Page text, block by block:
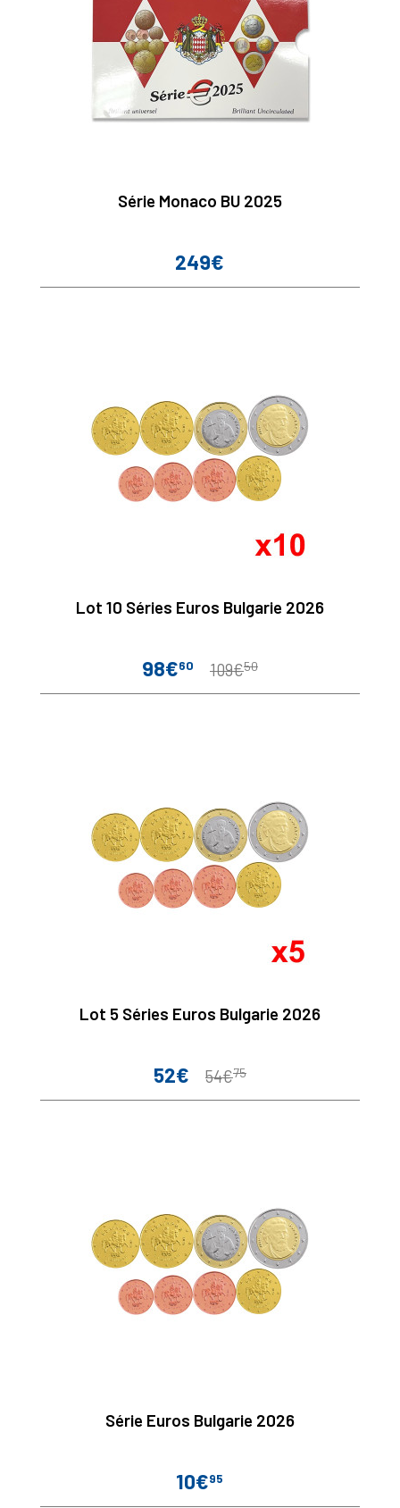
Série Monaco BU 2025
Prix
249€
Lot 10 Séries Euros Bulgarie 2026
Prix
98€60
Prix
109€50
Lot 5 Séries Euros Bulgarie 2026
Prix
52€
Prix
54€75
Série Euros Bulgarie 2026
Prix
10€95